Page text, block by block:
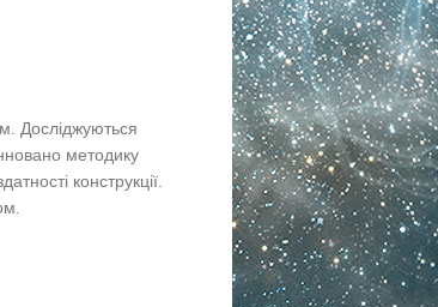
Досліджуються
методику
конструкції.